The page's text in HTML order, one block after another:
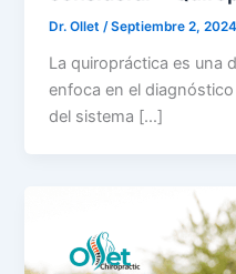
Dr. Ollet/Septiembre 2, 2024
La quiropráctica es una
enfoca en el
del sistema [...]